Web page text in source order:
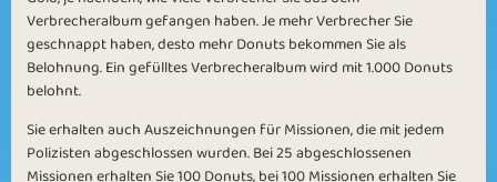
Verbrecheralbum gefangen haben. Je mehr Verbrecher Sie
geschnappt haben, desto mehr Donuts bekommen Sie als
Belohnung. Ein gefülltes Verbrecheralbum wird mit 1.000 Donuts
belohnt.
Sie erhalten auch Auszeichnungen für Missionen, die mit jedem
Polizisten abgeschlossen wurden. Bei 25 abgeschlossenen
Missionen erhalten Sie 100 Donuts, bei 100 Missionen erhalten Sie